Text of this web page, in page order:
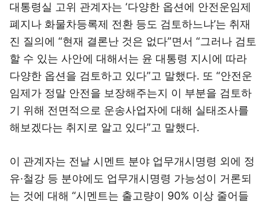
대통령실 고위 관계자는 ‘다양한 옵션에 안전운임제
폐지나 화물차등록제 전환 등도 검토하느냐’는 취재
진 질의에 “현재 결론난 것은 없다”면서 “그러나 검토
할 수 있는 사안에 대해서는 윤 대통령 지시에 따라
다양한 옵션을 검토하고 있다”고 말했다. 또 “안전운
임제가 정말 안전을 보장해주는지 이 부분을 검토하
기 위해 전면적으로 운송사업자에 대해 실태조사를
해보겠다는 취지로 알고 있다”고 말했다.
이 관계자는 전날 시멘트 분야 업무개시명령 외에 정
유·철강 등 분야에도 업무개시명령 가능성이 거론되
는 것에 대해 “시멘트는 출고량이 90% 이상 줄어들